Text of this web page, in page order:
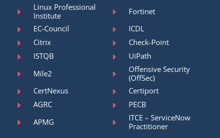
Linux Professional
Institute
Fortinet
EC-Council
ICDL
Citrix
Check-Point
ISTQB
UiPath
Mile2
Offensive Security
(OffSec)
CertNexus
Certiport
AGRC
PECB
APMG
ITCE – ServiceNow
Practitioner